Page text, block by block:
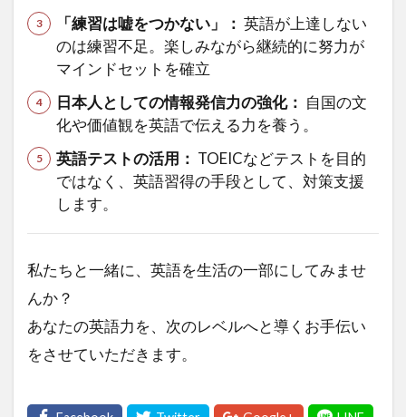
「練習は嘘をつかない」： 英語が上達しない
のは練習不足。楽しみながら継続的に努力が
マインドセットを確立
日本人としての情報発信力の強化： 自国の文
化や価値観を英語で伝える力を養う。
英語テストの活用： TOEICなどテストを目的
ではなく、英語習得の手段として、対策支援
します。
私たちと一緒に、英語を生活の一部にしてみませ
んか？
あなたの英語力を、次のレベルへと導くお手伝い
をさせていただきます。